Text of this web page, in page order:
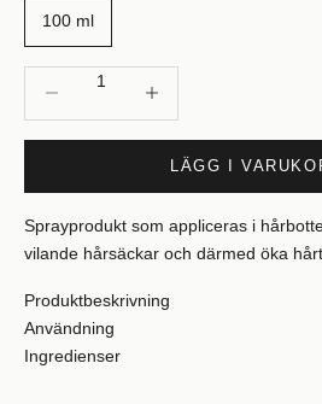
100 ml
Minska antal
LÄGG I
Sprayprodukt som appliceras i
vilande hårsäckar och därmed öka
Produktbeskrivning
Användning
Ingredienser